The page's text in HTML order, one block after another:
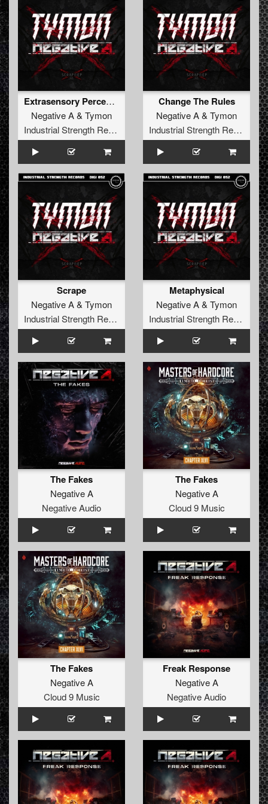
Tegenwoordig wordt hij ook veel als Negative A geboekt
omdat men juist deze vorm van muziek extra waardeert.
Angelo is een echt actieve producent die op jaarbasis
meer dan 30 tracks aanlevert. De tracks vinden hun weg
onder een van zijn vele aliassen zodat men nooit verveeld
kan raken met de sound van Angelo.
Extrasensory Perception
Negative A&Tymon
Industrial Strength Records
Change The Rules
Negative A&Tymon
Industrial Strength Records
Scrape
Negative A&Tymon
Industrial Strength Records
Metaphysical
Negative A&Tymon
Industrial Strength Records
The Fakes
Negative A
Negative Audio
The Fakes
Negative A
Cloud 9 Music
The Fakes
Negative A
Cloud 9 Music
Freak Response
Negative A
Negative Audio